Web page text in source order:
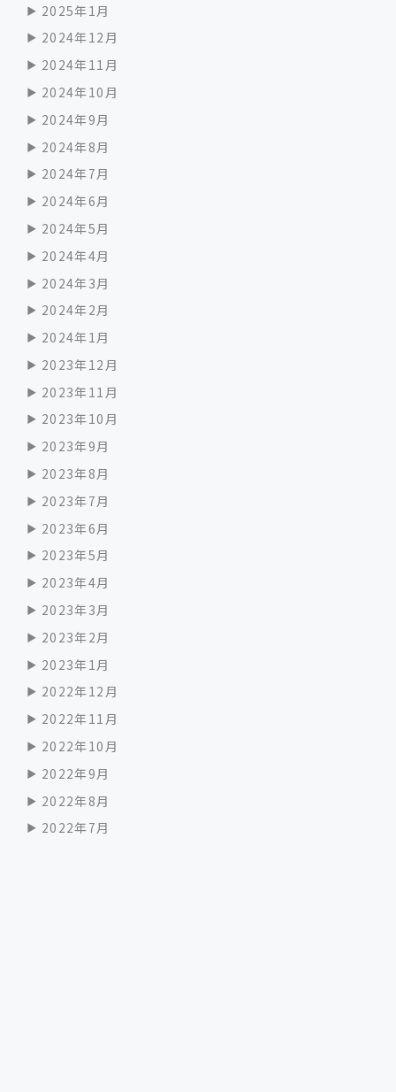
2025年1月
2024年12月
2024年11月
2024年10月
2024年9月
2024年8月
2024年7月
2024年6月
2024年5月
2024年4月
2024年3月
2024年2月
2024年1月
2023年12月
2023年11月
2023年10月
2023年9月
2023年8月
2023年7月
2023年6月
2023年5月
2023年4月
2023年3月
2023年2月
2023年1月
2022年12月
2022年11月
2022年10月
2022年9月
2022年8月
2022年7月